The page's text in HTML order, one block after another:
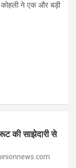
कोहली ने एक और बड़ी
की साझेदारी से